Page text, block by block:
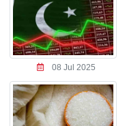
08 Jul 2025